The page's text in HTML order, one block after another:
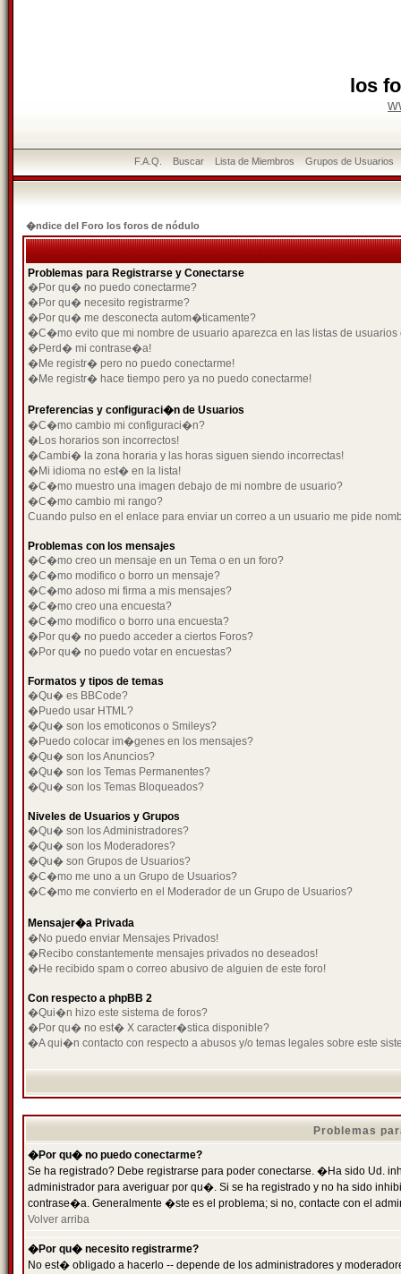
los
F.A.Q. Buscar Lista de Miembros Grupos de Usuarios
�ndice del Foro los foros de nódulo
Problemas para Registrarse y Conectarse
�Por qu� no puedo conectarme?
�Por qu� necesito registrarme?
�Por qu� me desconecta autom�ticamente?
�C�mo evito que mi nombre de usuario aparezca en las listas de usuarios
�Perd� mi contrase�a!
�Me registr� pero no puedo conectarme!
�Me registr� hace tiempo pero ya no puedo conectarme!
Preferencias y configuraci�n de Usuarios
�C�mo cambio mi configuraci�n?
�Los horarios son incorrectos!
�Cambi� la zona horaria y las horas siguen siendo incorrectas!
�Mi idioma no est� en la lista!
�C�mo muestro una imagen debajo de mi nombre de usuario?
�C�mo cambio mi rango?
Cuando pulso en el enlace para enviar un correo a un usuario me pide
Problemas con los mensajes
�C�mo creo un mensaje en un Tema o en un foro?
�C�mo modifico o borro un mensaje?
�C�mo adoso mi firma a mis mensajes?
�C�mo creo una encuesta?
�C�mo modifico o borro una encuesta?
�Por qu� no puedo acceder a ciertos Foros?
�Por qu� no puedo votar en encuestas?
Formatos y tipos de temas
�Qu� es BBCode?
�Puedo usar HTML?
�Qu� son los emoticonos o Smileys?
�Puedo colocar im�genes en los mensajes?
�Qu� son los Anuncios?
�Qu� son los Temas Permanentes?
�Qu� son los Temas Bloqueados?
Niveles de Usuarios y Grupos
�Qu� son los Administradores?
�Qu� son los Moderadores?
�Qu� son Grupos de Usuarios?
�C�mo me uno a un Grupo de Usuarios?
�C�mo me convierto en el Moderador de un Grupo de Usuarios?
Mensajer�a Privada
�No puedo enviar Mensajes Privados!
�Recibo constantemente mensajes privados no deseados!
�He recibido spam o correo abusivo de alguien de este foro!
Con respecto a phpBB 2
�Qui�n hizo este sistema de foros?
�Por qu� no est� X caracter�stica disponible?
�A qui�n contacto con respecto a abusos y/o temas legales sobre este
Problemas
�Por qu� no puedo conectarme?
Se ha registrado? Debe registrarse para poder conectarse. �Ha sido Ud.
administrador para averiguar por qu�. Si se ha registrado y no ha sido
contrase�a. Generalmente �ste es el problema; si no, contacte con el
Volver arriba
�Por qu� necesito registrarme?
No est� obligado a hacerlo -- depende de los administradores y